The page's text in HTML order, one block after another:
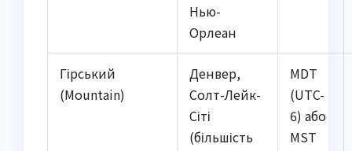
Нью-
Орлеан
Гірський
(Mountain)
Денвер,
Солт-Лейк-
Сіті
(більшість
MDT
(UTC-
6) або
MST